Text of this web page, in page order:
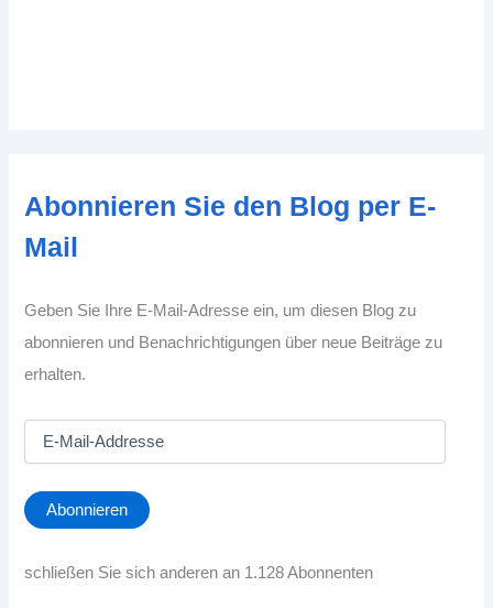
Abonnieren Sie den Blog per E-
Mail
Geben Sie Ihre E-Mail-Adresse ein, um diesen Blog zu
abonnieren und Benachrichtigungen über neue Beiträge zu
erhalten.
a
i
A
Abonnieren
schließen Sie sich anderen an 1.128 Abonnenten